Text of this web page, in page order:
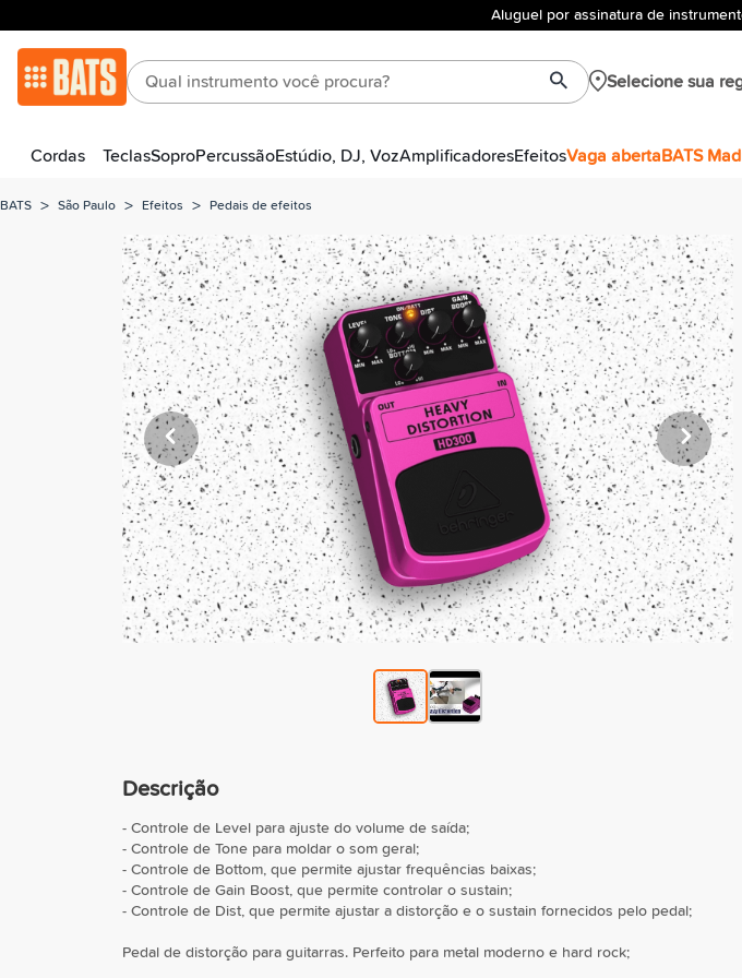
Aluguel por assinatura de
Selecione sua
Cordas TeclasSoproPercussãoEstúdio, DJ, VozAmplificadoresEfeitosVaga abertaBATS
BATS > São Paulo > Efeitos > Pedais de efeitos
Descrição
- Controle de Level para ajuste do volume de saída;
- Controle de Tone para moldar o som geral;
- Controle de Bottom, que permite ajustar frequências baixas;
- Controle de Gain Boost, que permite controlar o sustain;
- Controle de Dist, que permite ajustar a distorção e o sustain fornecidos pelo pedal;
Pedal de distorção para guitarras. Perfeito para metal moderno e hard rock;